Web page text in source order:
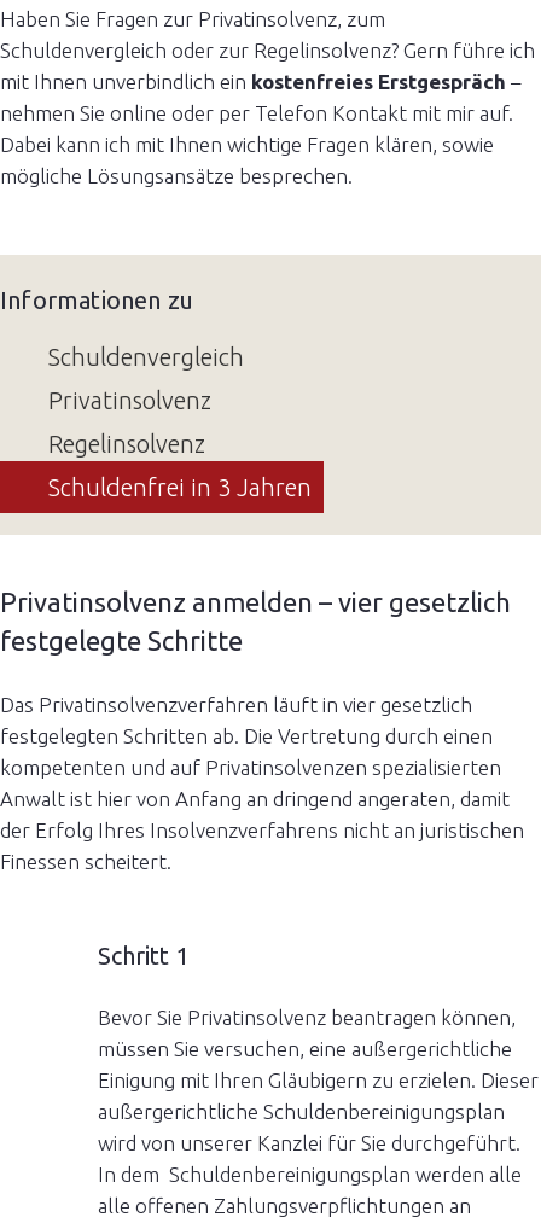
Haben Sie Fragen zur Privatinsolvenz, zum
Schuldenvergleich oder zur Regelinsolvenz? Gern führe ich
mit Ihnen unverbindlich ein kostenfreies Erstgespräch –
nehmen Sie online oder per Telefon Kontakt mit mir auf.
Dabei kann ich mit Ihnen wichtige Fragen klären, sowie
mögliche Lösungsansätze besprechen.
Informationen zu
Schuldenvergleich
Privatinsolvenz
Regelinsolvenz
Schuldenfrei in 3 Jahren
Privatinsolvenz anmelden – vier gesetzlich
festgelegte Schritte
Das Privatinsolvenzverfahren läuft in vier gesetzlich
festgelegten Schritten ab. Die Vertretung durch einen
kompetenten und auf Privatinsolvenzen spezialisierten
Anwalt ist hier von Anfang an dringend angeraten, damit
der Erfolg Ihres Insolvenzverfahrens nicht an juristischen
Finessen scheitert.
Schritt 1
Bevor Sie Privatinsolvenz beantragen können,
müssen Sie versuchen, eine außergerichtliche
Einigung mit Ihren Gläubigern zu erzielen. Dieser
außergerichtliche Schuldenbereinigungsplan
wird von unserer Kanzlei für Sie durchgeführt.
In dem Schuldenbereinigungsplan werden alle
alle offenen Zahlungsverpflichtungen an